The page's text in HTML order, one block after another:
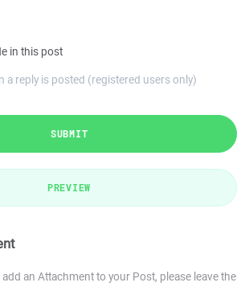
in this post
a reply is posted (registered users only)
SUBMIT
PREVIEW
an Attachment to your Post, please leave the